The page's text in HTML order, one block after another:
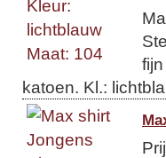
katoen. Kl.: